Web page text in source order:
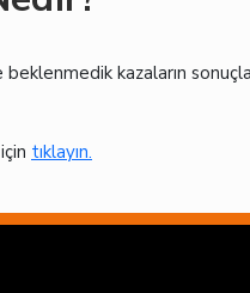
kazaların
tıklayın.